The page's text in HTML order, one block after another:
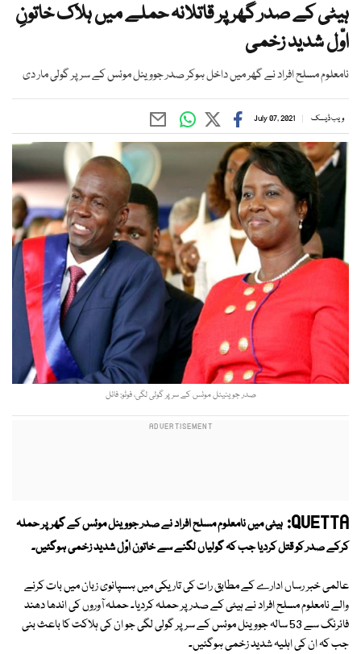
ہیٹی کے صدر گھر پر قاتلانہ حملے میں ہلاک خاتونِ
اوّل شدید زخمی
نامعلوم مسلح افراد نے گھر میں داخل ہوکر صدر جووینل موئس کے سر پر گولی مار دی
ویب ڈیسک July 07, 2021
صدر جوینیئل موئس کے سر پر گولی لگی، فوٹو: فائل
QUETTA: ہیٹی میں نامعلوم مسلح افراد نے صدر جووینل موئس کے گھر پر حملہ
کرکے صدر کو قتل کردیا جب کہ گولیاں لگنے سے خاتون اوّل شدید زخمی ہوگئیں۔
عالمی خبر رساں ادارے کے مطابق رات کی تاریکی میں ہسپانوی زبان میں بات کرنے
والے نامعلوم مسلح افراد نے ہیٹی کے صدر پر حملہ کردیا۔ حملہ آوروں کی اندھا دھند
فائرنگ سے 53 سالہ جووینل موئس کے سر پر گولی لگی جو ان کی ہلاکت کا باعث بنی
جب کہ ان کی اہلیہ شدید زخمی ہوگئیں۔